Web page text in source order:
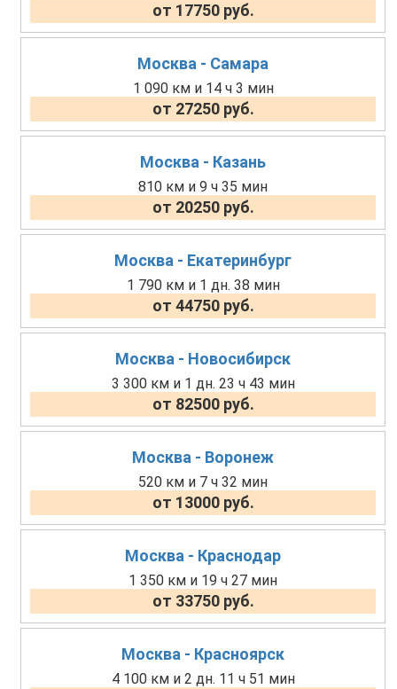
от 17750 руб.
Москва - Самара
1 090 км и 14 ч 3 мин
от 27250 руб.
Москва - Казань
810 км и 9 ч 35 мин
от 20250 руб.
Москва - Екатеринбург
1 790 км и 1 дн. 38 мин
от 44750 руб.
Москва - Новосибирск
3 300 км и 1 дн. 23 ч 43 мин
от 82500 руб.
Москва - Воронеж
520 км и 7 ч 32 мин
от 13000 руб.
Москва - Краснодар
1 350 км и 19 ч 27 мин
от 33750 руб.
Москва - Красноярск
4 100 км и 2 дн. 11 ч 51 мин